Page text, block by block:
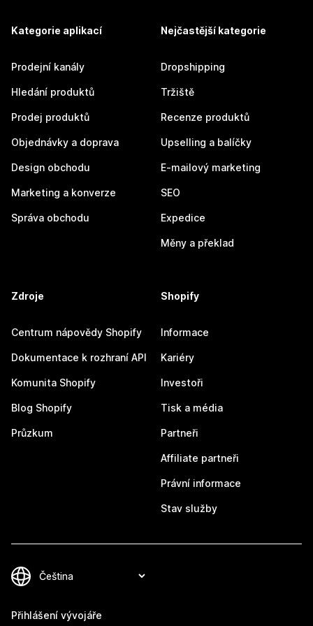
Kategorie aplikací
Prodejní kanály
Hledání produktů
Prodej produktů
Objednávky a doprava
Design obchodu
Marketing a konverze
Správa obchodu
Nejčastější kategorie
Dropshipping
Tržiště
Recenze produktů
Upselling a balíčky
E-mailový marketing
SEO
Expedice
Měny a překlad
Zdroje
Centrum nápovědy Shopify
Dokumentace k rozhraní API
Komunita Shopify
Blog Shopify
Průzkum
Shopify
Informace
Kariéry
Investoři
Tisk a média
Partneři
Affiliate partneři
Právní informace
Stav služby
Přihlášení vývojáře